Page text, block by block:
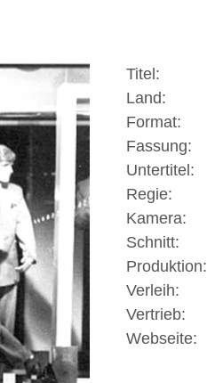
Titel:
Land:
Format:
Fassung:
Untertitel:
Regie:
Kamera:
Schnitt:
Produktion:
Verleih:
Vertrieb:
Webseite: